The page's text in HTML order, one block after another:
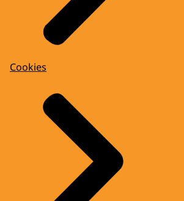
Cookies